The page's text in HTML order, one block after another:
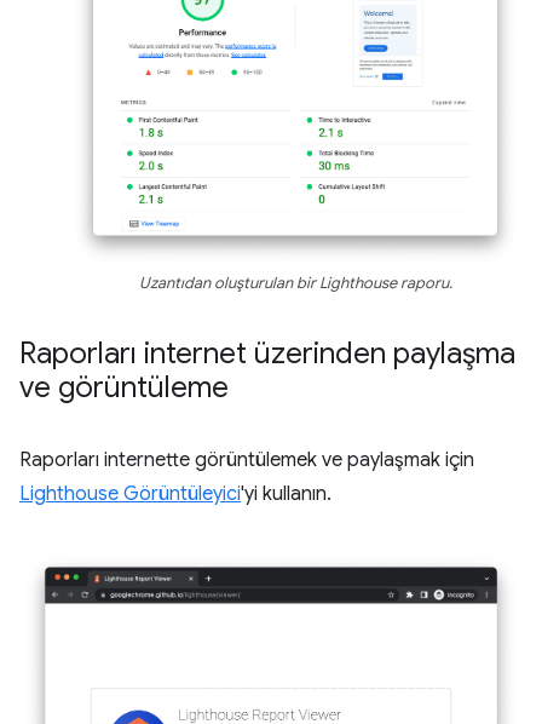
Uzantıdan oluşturulan bir Lighthouse raporu.
Raporları internet üzerinden paylaşma
ve görüntüleme
Raporları internette görüntülemek ve paylaşmak için
Lighthouse Görüntüleyici'yi kullanın.